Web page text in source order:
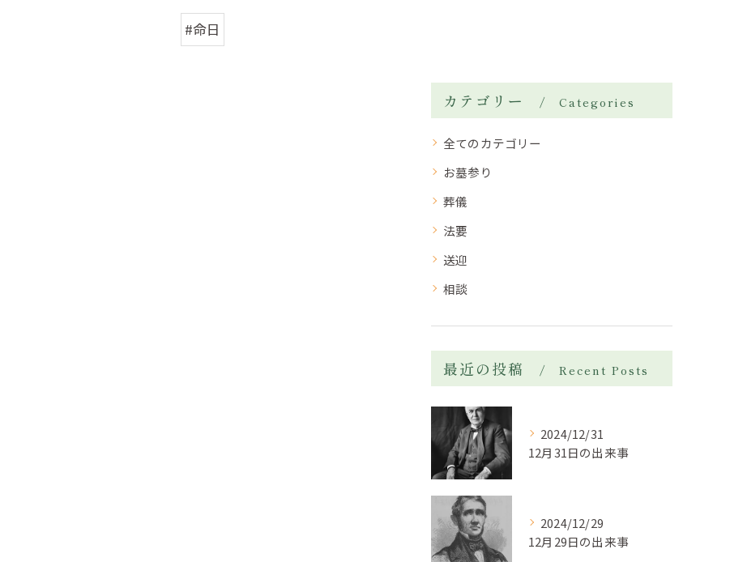
#命日
カテゴリー Categories
全てのカテゴリー
お墓参り
葬儀
法要
送迎
相談
最近の投稿 Recent Posts
2024/12/31
12月31日の出来事
2024/12/29
12月29日の出来事